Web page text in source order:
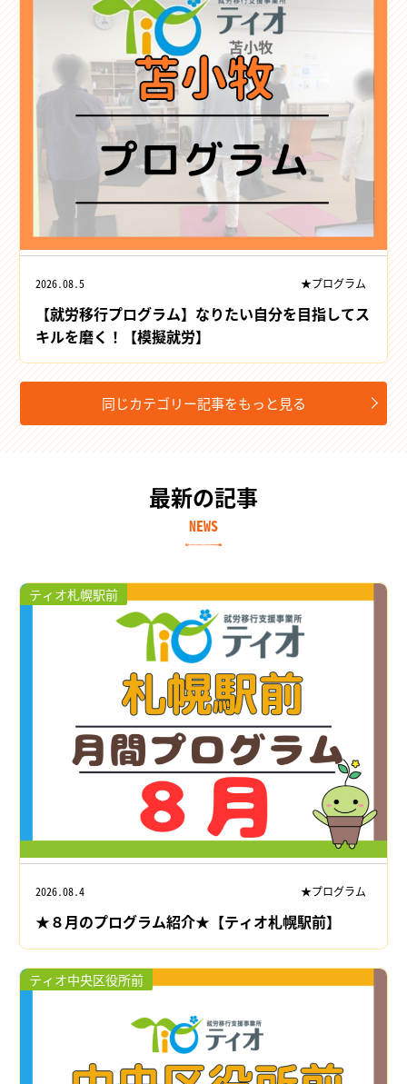
2026.08.5 ★プログラム
【就労移行プログラム】なりたい自分を目指してス
キルを磨く！【模擬就労】
同じカテゴリー記事をもっと見る
最新の記事
NEWS
ティオ札幌駅前
2026.08.4 ★プログラム
★８月のプログラム紹介★【ティオ札幌駅前】
ティオ中央区役所前